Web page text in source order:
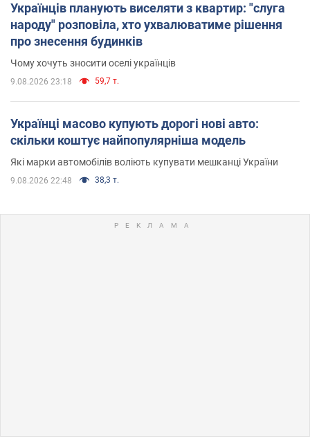
Українців планують виселяти з квартир: "слуга
народу" розповіла, хто ухвалюватиме рішення
про знесення будинків
Чому хочуть зносити оселі українців
9.08.2026 23:18 59,7 т.
Українці масово купують дорогі нові авто:
скільки коштує найпопулярніша модель
Які марки автомобілів воліють купувати мешканці України
9.08.2026 22:48 38,3 т.